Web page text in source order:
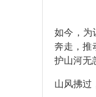
如今，为
奔走，推
护山河无
山风拂过